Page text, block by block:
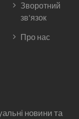
Зворотний
зв'язок
Про нас
новини та